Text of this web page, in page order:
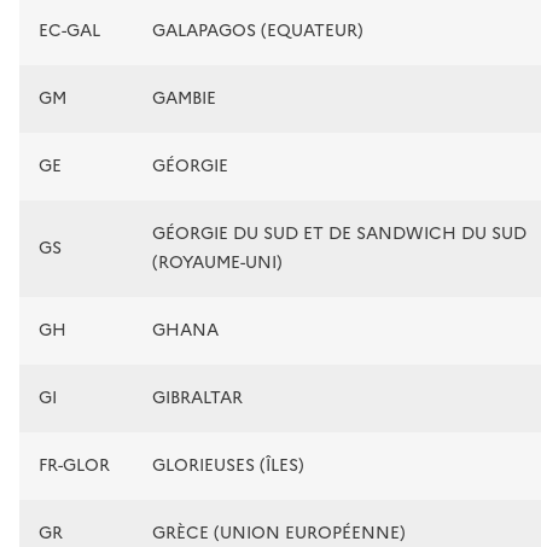
EC-GAL GALAPAGOS (EQUATEUR)
GM GAMBIE
GE GÉORGIE
GS
GÉORGIE DU SUD ET DE SANDWICH DU SUD
(ROYAUME-UNI)
GH GHANA
GI GIBRALTAR
FR-GLOR GLORIEUSES (ÎLES)
GR GRÈCE (UNION EUROPÉENNE)